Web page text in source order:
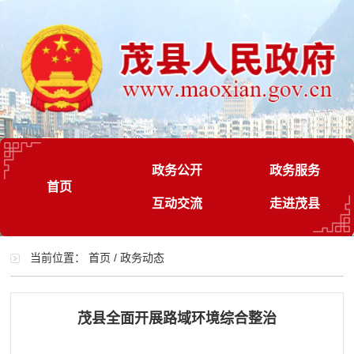
首页
政务公开 政务服务
互动交流 走进茂县
当前位置：首页 /政务动态
茂县全面开展路域环境综合整治